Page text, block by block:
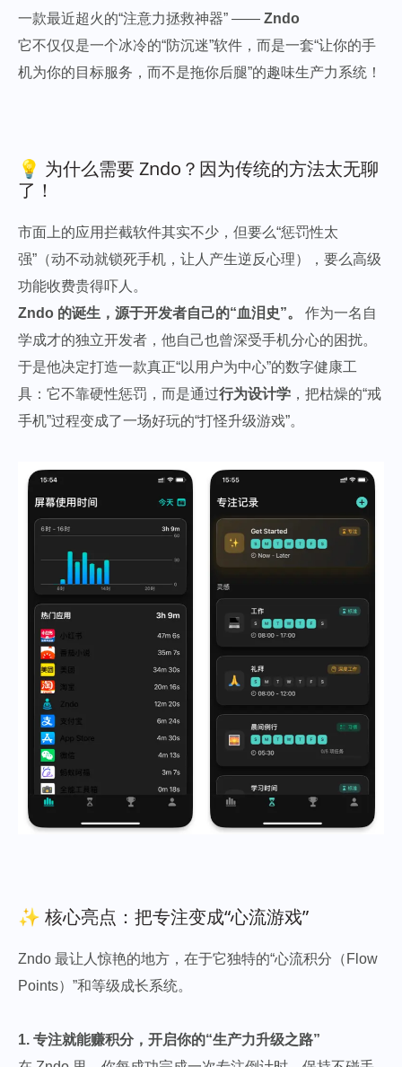
一款最近超火的“注意力拯救神器” —— Zndo
它不仅仅是一个冰冷的“防沉迷”软件，而是一套“让你的手
机为你的目标服务，而不是拖你后腿”的趣味生产力系统！
💡 为什么需要 Zndo？因为传统的方法太无聊
了！
市面上的应用拦截软件其实不少，但要么“惩罚性太
强”（动不动就锁死手机，让人产生逆反心理），要么高级
功能收费贵得吓人。
Zndo 的诞生，源于开发者自己的“血泪史”。
作为一名自
学成才的独立开发者，他自己也曾深受手机分心的困扰。
于是他决定打造一款真正“以用户为中心”的数字健康工
具：它不靠硬性惩罚，而是通过行为设计学 ，把枯燥的“戒
手机”过程变成了一场好玩的“打怪升级游戏”。
✨ 核心亮点：把专注变成“心流游戏”
Zndo 最让人惊艳的地方，在于它独特的“心流积分（Flow
Points）”和等级成长系统。
1. 专注就能赚积分，开启你的“生产力升级之路”